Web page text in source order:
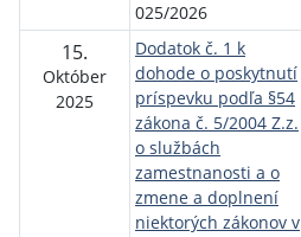
025/2026
15.
Október
2025
Dodatok č. 1 k
dohode o poskytnutí
príspevku podľa §54
zákona č. 5/2004 Z.z.
o službách
zamestnanosti a o
zmene a doplnení
niektorých zákonov v